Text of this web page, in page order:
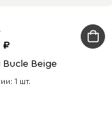
Bucle Beige
1 шт.